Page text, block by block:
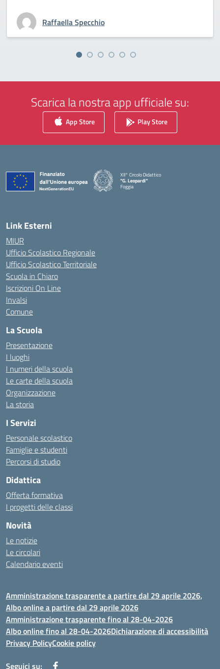
Raffaella Specchio
Scarica la nostra app ufficiale su:
App Store Play Store
XII° Circolo Didattico
"G. Leopardi"
Foggia
— Visita la pagina iniziale della scuola
Link Esterni
MIUR
Ufficio Scolastico Regionale
Ufficio Scolastico Territoriale
Scuola in Chiaro
Iscrizioni On Line
Invalsi
Comune
La Scuola
Presentazione
I luoghi
I numeri della scuola
Le carte della scuola
Organizzazione
La storia
I Servizi
Personale scolastico
Famiglie e studenti
Percorsi di studio
Didattica
Offerta formativa
I progetti delle classi
Novità
Le notizie
Le circolari
Calendario eventi
Amministrazione trasparente a partire dal 29 aprile 2026,
Albo online a partire dal 29 aprile 2026
Amministrazione trasparente fino al 28-04-2026
Albo online fino al 28-04-2026Dichiarazione di accessibilità
Privacy PolicyCookie policy
Seguici su: